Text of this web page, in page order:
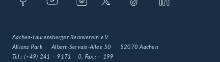
Aachen-Laurensberger Rennverein e.V.
Allianz Park
Albert-Servais-Allee 50
52070 Aachen
Tel.:(+49) 241 – 9171 – 0 , Fax.: – 199